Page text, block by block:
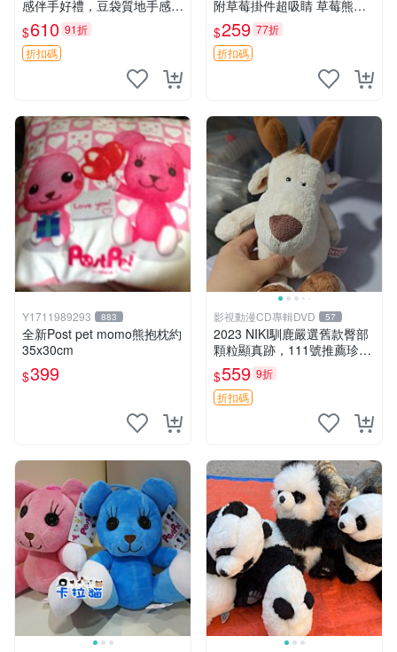
感伴手好禮，豆袋質地手感
佳，抱枕小熊 recom 推薦 白
色豆袋 玩具
$610 91折
折扣碼
附草莓掛件超吸睛 草莓熊手
提包 草莓掛件 可愛portunes
e
$259 77折
折扣碼
Y1711989293 883
全新Post pet momo熊抱枕約
35x30cm
$399
影視動漫CD專輯DVD 57
2023 NIKI馴鹿嚴選舊款臀部
顆粒顯真跡，111號推薦珍藏
品 馴鹿 舊款 尾巴顆粒
$559 9折
折扣碼